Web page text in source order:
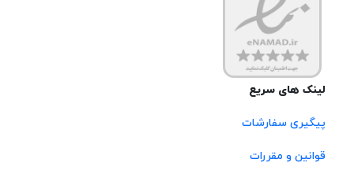
لینک های سریع
پیگیری سفارشات
قوانین و مقررات